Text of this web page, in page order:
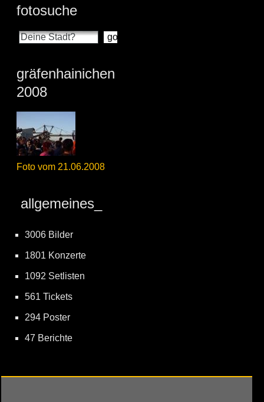
fotosuche
gräfenhainichen
2008
Foto vom 21.06.2008
allgemeines_
3006 Bilder
1801 Konzerte
1092 Setlisten
561 Tickets
294 Poster
47 Berichte